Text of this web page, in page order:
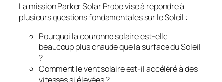
La mission Parker Solar Probe vise à répondre à
plusieurs questions fondamentales sur le Soleil :
Pourquoi la couronne solaire est-elle
beaucoup plus chaude que la surface du Soleil
?
Comment le vent solaire est-il accéléré à des
vitesses si élevées ?